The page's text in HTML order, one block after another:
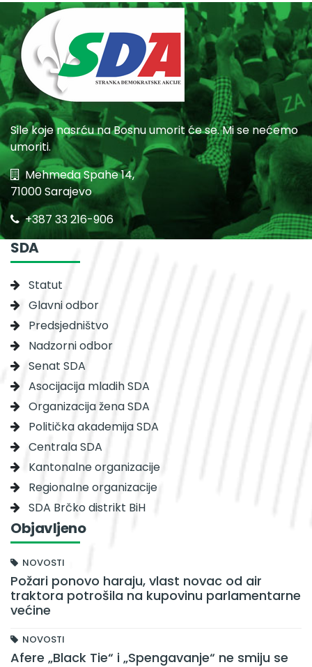
Sile koje nasrću na Bosnu umorit će se. Mi se nećemo
umoriti.
Mehmeda Spahe 14,
71000 Sarajevo
+387 33 216-906
SDA
Statut
Glavni odbor
Predsjedništvo
Nadzorni odbor
Senat SDA
Asocijacija mladih SDA
Organizacija žena SDA
Politička akademija SDA
Centrala SDA
Kantonalne organizacije
Regionalne organizacije
SDA Brčko distrikt BiH
Objavljeno
NOVOSTI
Požari ponovo haraju, vlast novac od air
traktora potrošila na kupovinu parlamentarne
većine
NOVOSTI
Afere „Black Tie“ i „Spengavanje“ ne smiju se